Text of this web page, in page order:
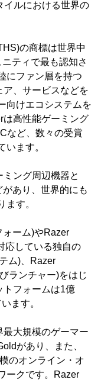
イルにおける世界の
の商標は世界中
ティで最も認知さ
にファン層を持つ
、サービスなどを
向けエコシステムを
高性能ゲーミング
など、数々の受賞
います。
ング周辺機器と
あり、世界的にも
ます。
ォーム)やRazer
応している独自の
ム)、Razer
ランチャー)をはじ
トフォームは1億
ます。
大規模のゲーマー
があり、また、
のオンライン・オ
ークです。Razer